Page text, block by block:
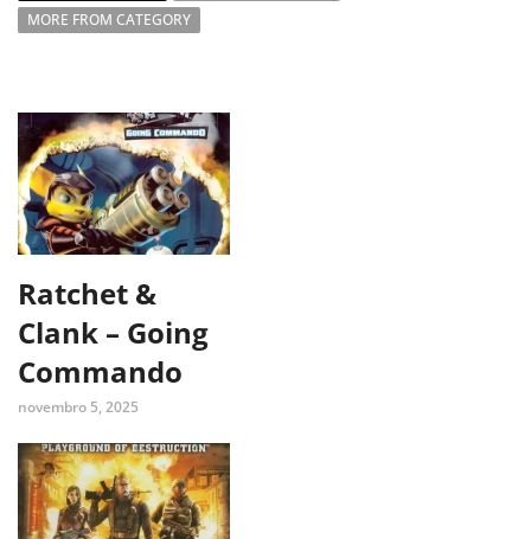
MORE FROM CATEGORY
Ratchet &
Clank – Going
Commando
novembro 5, 2025